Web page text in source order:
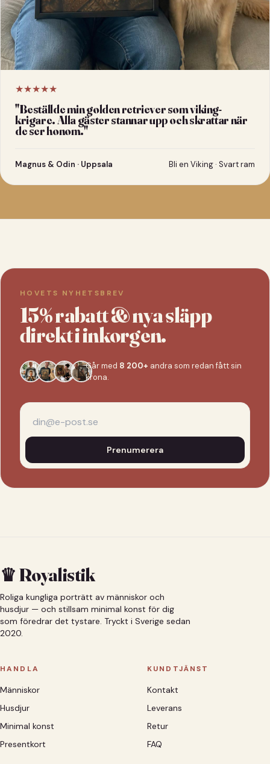
★★★★★
"Beställde min golden retriever som viking-
krigare. Alla gäster stannar upp och skrattar när
de ser honom."
Magnus & Odin · Uppsala Bli en Viking · Svart ram
HOVETS NYHETSBREV
15% rabatt & nya släpp
direkt i inkorgen.
Går med 8 200+ andra som redan fått sin
krona.
Prenumerera
♛ Royalistik
Roliga kungliga porträtt av människor och
husdjur — och stillsam minimal konst för dig
som föredrar det tystare. Tryckt i Sverige sedan
2020.
HANDLA
Människor
Husdjur
Minimal konst
Presentkort
KUNDTJÄNST
Kontakt
Leverans
Retur
FAQ